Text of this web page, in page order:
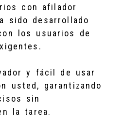
con afilador
sido desarrollado
los usuarios de
y fácil de usar
usted, garantizando
sin
la tarea.